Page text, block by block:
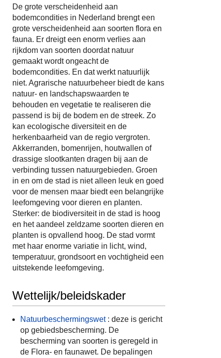
De grote verscheidenheid aan
bodemcondities in Nederland brengt een
grote verscheidenheid aan soorten flora en
fauna. Er dreigt een enorm verlies aan
rijkdom van soorten doordat natuur
gemaakt wordt ongeacht de
bodemcondities. En dat werkt natuurlijk
niet. Agrarische natuurbeheer biedt de kans
natuur- en landschapswaarden te
behouden en vegetatie te realiseren die
passend is bij de bodem en de streek. Zo
kan ecologische diversiteit en de
herkenbaarheid van de regio vergroten.
Akkerranden, bomenrijen, houtwallen of
drassige slootkanten dragen bij aan de
verbinding tussen natuurgebieden. Groen
in en om de stad is niet alleen leuk en goed
voor de mensen maar biedt een belangrijke
leefomgeving voor dieren en planten.
Sterker: de biodiversiteit in de stad is hoog
en het aandeel zeldzame soorten dieren en
planten is opvallend hoog. De stad vormt
met haar enorme variatie in licht, wind,
temperatuur, grondsoort en vochtigheid een
uitstekende leefomgeving.
Wettelijk/beleidskader
Natuurbeschermingswet: deze is gericht
op gebiedsbescherming. De
bescherming van soorten is geregeld in
de Flora- en faunawet. De bepalingen